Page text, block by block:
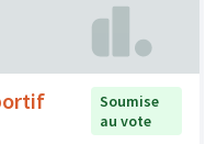
Soumise
au vote